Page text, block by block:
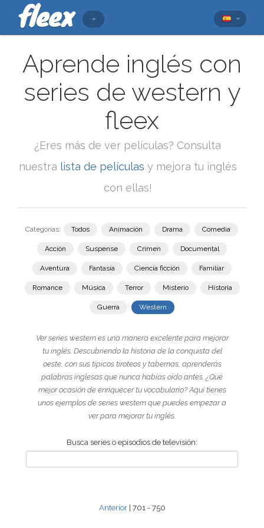
Aprende inglés con
series de western y
fleex
¿Eres más de ver películas? Consulta
nuestra lista de películas y mejora tu inglés
con ellas!
Categorías: Todos Animación Drama Comedia
Acción Suspense Crimen Documental
Aventura Fantasía Ciencia ficción Familiar
Romance Música Terror Misterio Historia
Guerra Western
Ver series western es una manera excelente para mejorar
tu inglés. Descubriendo la historia de la conquista del
oeste, con sus típicos tiroteos y tabernas, aprenderás
palabras inglesas que nunca habías oído antes. ¿Qué
mejor ocasión de enriquecer tu vocabulario? Aquí tienes
unos ejemplos de series western que puedes empezar a
ver para mejorar tu inglés.
Busca series o episodios de televisión:
Anterior| 701 - 750